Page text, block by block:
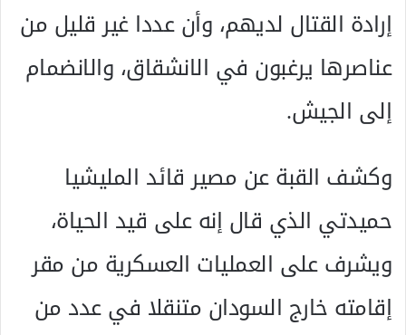
إرادة القتال لديهم، وأن عددا غير قليل من
عناصرها يرغبون في الانشقاق، والانضمام
إلى الجيش.
وكشف القبة عن مصير قائد المليشيا
حميدتي الذي قال إنه على قيد الحياة،
ويشرف على العمليات العسكرية من مقر
إقامته خارج السودان متنقلا في عدد من